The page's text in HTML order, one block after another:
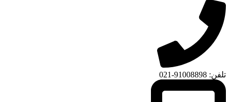
تلفن: 91008898-021